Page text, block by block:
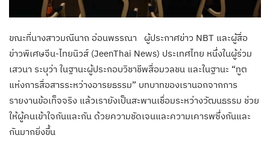
ขณะที่นางสาวมณีนาถ อ่อนพรรณา ผู้ประกาศข่าว NBT และผู้สื่อ
ข่าวพิเศษจีน-ไทยนิวส์ (JeenThai News) ประเทศไทย หนึ่งในผู้ร่วม
เสวนา ระบุว่า ในฐานะผู้ประกอบวิชาชีพสื่อมวลชน และในฐานะ “ทูต
แห่งการสื่อสารระหว่างอารยธรรม” บทบาทของเรานอกจากการ
รายงานข้อเท็จจริง แล้วเรายังเป็นสะพานเชื่อมระหว่างวัฒนธรรม ช่วย
ให้ผู้คนเข้าใจกันและกัน ด้วยความชัดเจนและความเคารพซึ่งกันและ
กันมากยิ่งขึ้น